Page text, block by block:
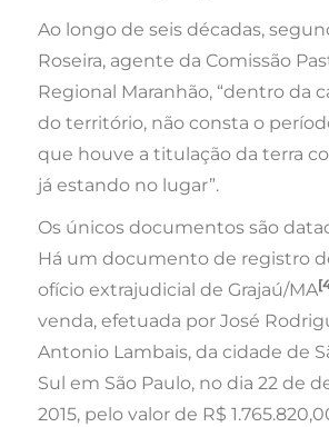
Ao longo de seis décadas,
Roseira, agente da Comissão
Regional Maranhão, “dentro da
do território, não consta o
que houve a titulação da terra
já estando no lugar”.
Os únicos documentos são
Há um documento de registro
ofício extrajudicial de Grajaú/MA
venda, efetuada por José
Antonio Lambais, da cidade de
Sul em São Paulo, no dia 22 de
2015, pelo valor de R$